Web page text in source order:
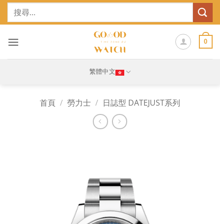
Skip
鍵
0
繁體中文
首頁 / 勞力士 / 日誌型 DATEJUST系列